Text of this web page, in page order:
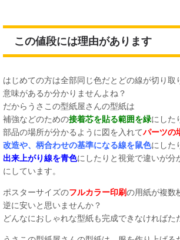
この値段には理由があります
はじめての方は全部同じ色だとどの線が切り取
意味があるか分かりませんよね？
だからうさこの型紙屋さんの型紙は
補強などのための接着芯を貼る範囲を緑にした
部品の場所が分かるように図を入れてパーツの
改造や、柄合わせの基準になる線を鼠色にした
出来上がり線を青色にしたりと視覚で違いが分
にしています。
ポスターサイズのフルカラー印刷の用紙が複数
逆に安いと思いませんか？
どんなにおしゃれな型紙も完成できなければた